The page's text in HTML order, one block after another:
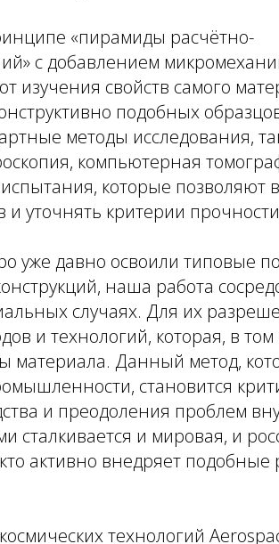
«пирамиды расчётно-
с добавлением
изучения свойств самого
подобных
методы исследования,
компьютерная
которые позволяют
уточнять критерии
уже давно освоили типовые
наша работа
случаях. Для их
и технологий, которая, в том
материала. Данный метод,
становится
и преодоления проблем
сталкивается и мировая, и
активно внедряет
технологий